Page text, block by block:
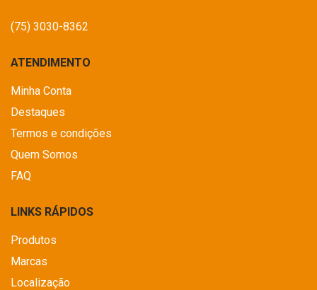
(75) 3030-8362
ATENDIMENTO
Minha Conta
Destaques
Termos e condições
Quem Somos
FAQ
LINKS RÁPIDOS
Produtos
Marcas
Localização